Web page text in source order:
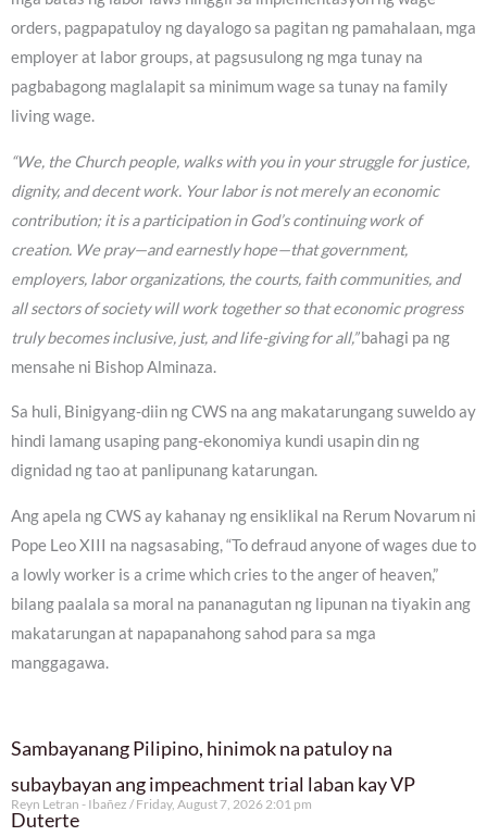
orders, pagpapatuloy ng dayalogo sa pagitan ng pamahalaan, mga
employer at labor groups, at pagsusulong ng mga tunay na
pagbabagong maglalapit sa minimum wage sa tunay na family
living wage.
“We, the Church people, walks with you in your struggle for justice,
dignity, and decent work. Your labor is not merely an economic
contribution; it is a participation in God’s continuing work of
creation. We pray—and earnestly hope—that government,
employers, labor organizations, the courts, faith communities, and
all sectors of society will work together so that economic progress
truly becomes inclusive, just, and life-giving for all,”bahagi pa ng
mensahe ni Bishop Alminaza.
Sa huli, Binigyang-diin ng CWS na ang makatarungang suweldo ay
hindi lamang usaping pang-ekonomiya kundi usapin din ng
dignidad ng tao at panlipunang katarungan.
Ang apela ng CWS ay kahanay ng ensiklikal na Rerum Novarum ni
Pope Leo XIII na nagsasabing, “To defraud anyone of wages due to
a lowly worker is a crime which cries to the anger of heaven,”
bilang paalala sa moral na pananagutan ng lipunan na tiyakin ang
makatarungan at napapanahong sahod para sa mga
manggagawa.
Sambayanang Pilipino, hinimok na patuloy na
subaybayan ang impeachment trial laban kay VP
Duterte
Reyn Letran - Ibañez Friday, August 7, 2026 2:01 pm